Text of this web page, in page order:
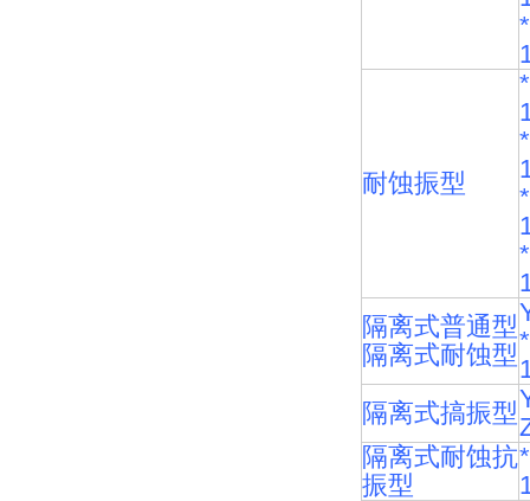
耐蚀振型
隔离式普通型
隔离式耐蚀型
隔离式搞振型
隔离式耐蚀抗
振型